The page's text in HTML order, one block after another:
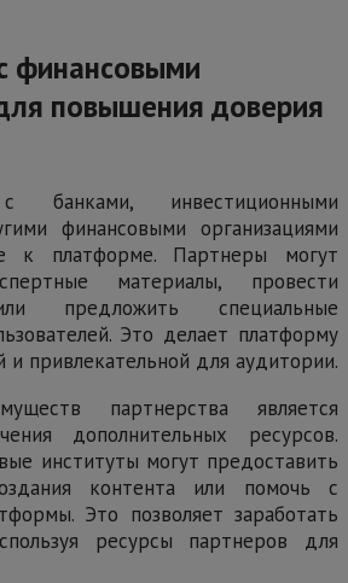
финансовыми
повышения доверия
с банками, инвестиционными
финансовыми организациями
к платформе. Партнеры могут
материалы, провести
предложить специальные
Это делает платформу
и привлекательной для аудитории.
партнерства является
дополнительных ресурсов.
институты могут предоставить
контента или помочь с
Это позволяет заработать
ресурсы партнеров для